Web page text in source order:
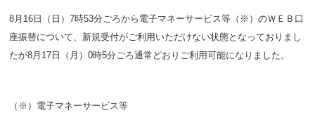
8月16日（日）7時53分ごろから電子マネーサービス等（※）のＷＥＢ口
座振替について、新規受付がご利用いただけない状態となっておりまし
たが8月17日（月）0時5分ごろ通常どおりご利用可能になりました。
（※）電子マネーサービス等